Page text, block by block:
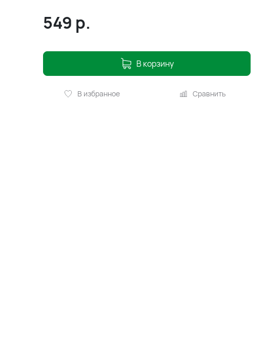
549 р.
В корзину
В избранное Сравнить